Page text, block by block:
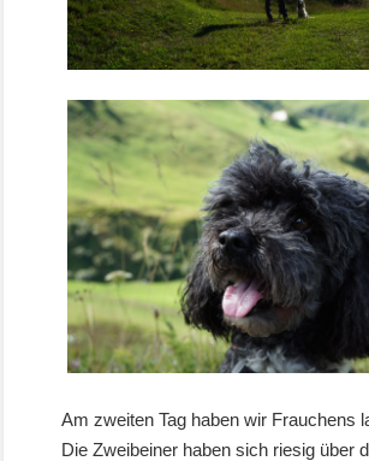
Am zweiten Tag haben wir Frauchens
Die Zweibeiner haben sich riesig über